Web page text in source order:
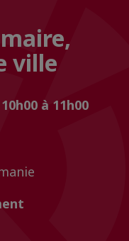
ville
à 11h00